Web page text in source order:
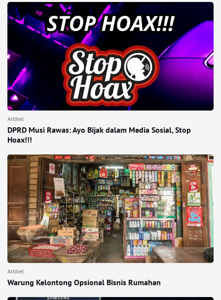
Artikel
DPRD Musi Rawas: Ayo Bijak dalam Media Sosial, Stop
Hoax!!!
Artikel
Warung Kelontong Opsional Bisnis Rumahan